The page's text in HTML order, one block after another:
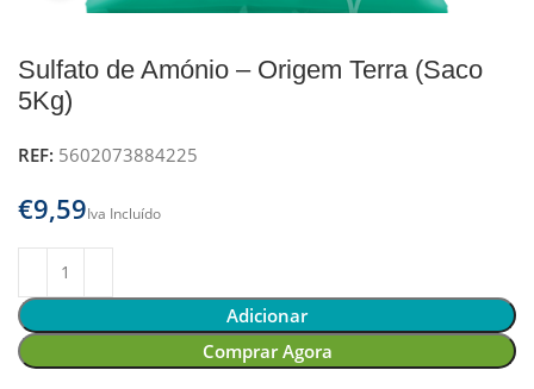
Sulfato de Amónio – Origem Terra (Saco
5Kg)
REF: 5602073884225
€
Adicionar
Comprar Agora